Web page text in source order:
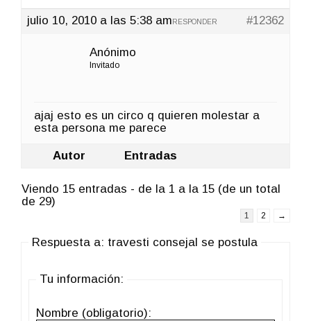
julio 10, 2010 a las 5:38 am #12362
RESPONDER
Anónimo
Invitado
ajaj esto es un circo q quieren molestar a
esta persona me parece
Autor Entradas
Viendo 15 entradas - de la 1 a la 15 (de un total
de 29)
1 2 →
Respuesta a: travesti consejal se postula
Tu información:
Nombre (obligatorio):